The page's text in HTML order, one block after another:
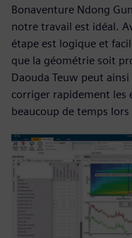
Bonaventure Ndong
notre travail est idéal.
étape est logique et
que la géométrie soit
Daouda Teuw peut
corriger rapidement les
beaucoup de temps